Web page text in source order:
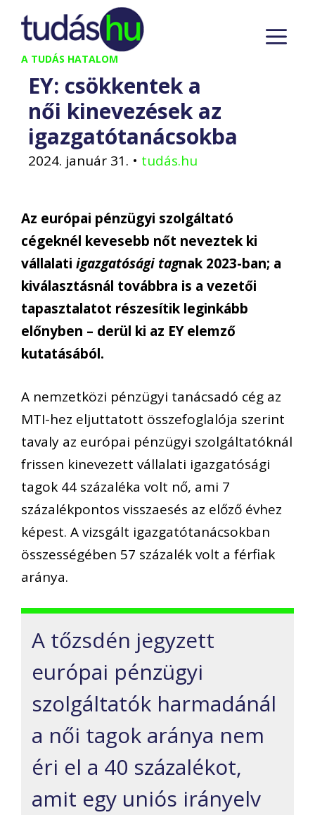
Kilépés
tartalomba
A TUDÁS HATALOM
EY: csökkentek a
női kinevezések az
igazgatótanácsokba
2024. január 31. • tudás.hu
Az európai pénzügyi szolgáltató
cégeknél kevesebb nőt neveztek ki
vállalati igazgatósági tagnak 2023-ban; a
kiválasztásnál továbbra is a vezetői
tapasztalatot részesítik leginkább
előnyben – derül ki az EY elemző
kutatásából.
A nemzetközi pénzügyi tanácsadó cég az
MTI-hez eljuttatott összefoglalója szerint
tavaly az európai pénzügyi szolgáltatóknál
frissen kinevezett vállalati igazgatósági
tagok 44 százaléka volt nő, ami 7
százalékpontos visszaesés az előző évhez
képest. A vizsgált igazgatótanácsokban
összességében 57 százalék volt a férfiak
aránya.
A tőzsdén jegyzett
európai pénzügyi
szolgáltatók harmadánál
a női tagok aránya nem
éri el a 40 százalékot,
amit egy uniós irányelv